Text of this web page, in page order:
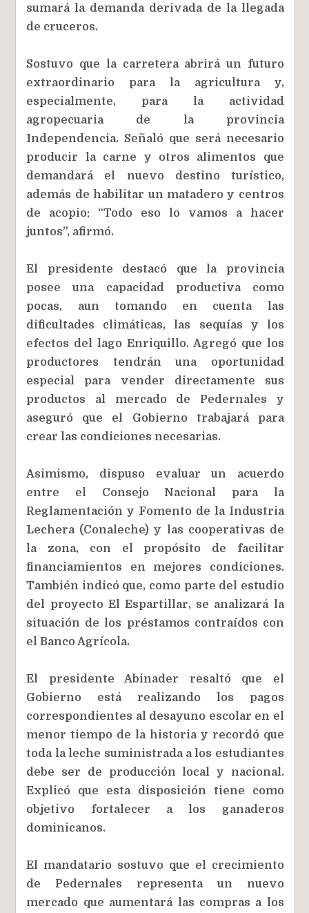
sumará la demanda derivada de la llegada
de cruceros.
Sostuvo que la carretera abrirá un futuro
extraordinario para la agricultura y,
especialmente, para la actividad
agropecuaria de la provincia
Independencia. Señaló que será necesario
producir la carne y otros alimentos que
demandará el nuevo destino turístico,
además de habilitar un matadero y centros
de acopio: “Todo eso lo vamos a hacer
juntos”, afirmó.
El presidente destacó que la provincia
posee una capacidad productiva como
pocas, aun tomando en cuenta las
dificultades climáticas, las sequías y los
efectos del lago Enriquillo. Agregó que los
productores tendrán una oportunidad
especial para vender directamente sus
productos al mercado de Pedernales y
aseguró que el Gobierno trabajará para
crear las condiciones necesarias.
Asimismo, dispuso evaluar un acuerdo
entre el Consejo Nacional para la
Reglamentación y Fomento de la Industria
Lechera (Conaleche) y las cooperativas de
la zona, con el propósito de facilitar
financiamientos en mejores condiciones.
También indicó que, como parte del estudio
del proyecto El Espartillar, se analizará la
situación de los préstamos contraídos con
el Banco Agrícola.
El presidente Abinader resaltó que el
Gobierno está realizando los pagos
correspondientes al desayuno escolar en el
menor tiempo de la historia y recordó que
toda la leche suministrada a los estudiantes
debe ser de producción local y nacional.
Explicó que esta disposición tiene como
objetivo fortalecer a los ganaderos
dominicanos.
El mandatario sostuvo que el crecimiento
de Pedernales representa un nuevo
mercado que aumentará las compras a los